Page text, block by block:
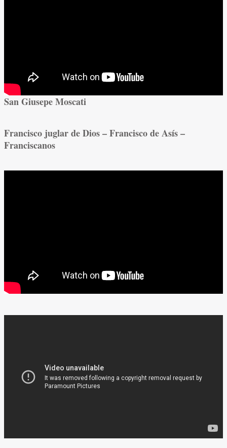
San Giusepe Moscati
Francisco juglar de Dios – Francisco de Asís –
Franciscanos